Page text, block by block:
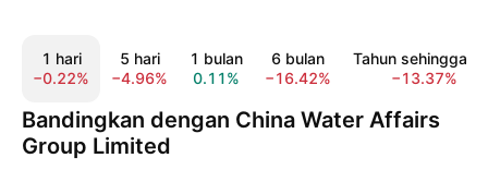
1 hari
−0.22%
5 hari
−4.96%
1 bulan
0.11%
6 bulan
−16.42%
Tahun sehingga
−13.37%
Bandingkan dengan China Water Affairs
Group Limited